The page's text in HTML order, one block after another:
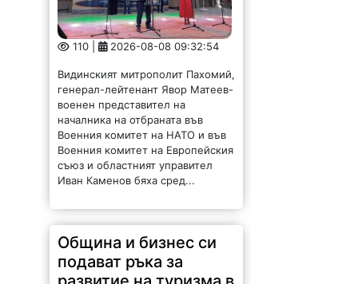
201 | 2026-08-07 15:48:50
На 7 август 2026 г. се проведе
работна среща между
бе по инициатива на кмета на
община Берковица Радослав
Найденов...